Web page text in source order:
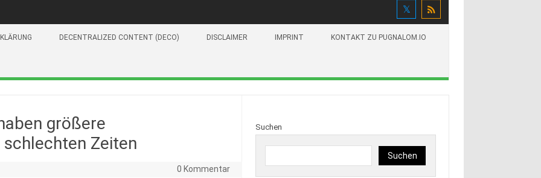
DECENTRALIZED CONTENT (DECO) DISCLAIMER IMPRINT KONTAKT ZU PUGNALOM.IO
größere
Zeiten
0 Kommentar
Suchen
Suchen